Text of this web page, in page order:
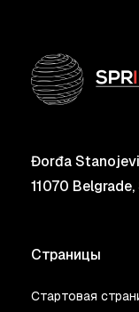
Đorđa
11070
Страницы
Стартовая